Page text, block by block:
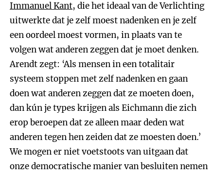
Immanuel Kant, die het ideaal van de Verlichting
uitwerkte dat je zelf moest nadenken en je zelf
een oordeel moest vormen, in plaats van te
volgen wat anderen zeggen dat je moet denken.
Arendt zegt: ‘Als mensen in een totalitair
systeem stoppen met zelf nadenken en gaan
doen wat anderen zeggen dat ze moeten doen,
dan kún je types krijgen als Eichmann die zich
erop beroepen dat ze alleen maar deden wat
anderen tegen hen zeiden dat ze moesten doen.’
We mogen er niet voetstoots van uitgaan dat
onze democratische manier van besluiten nemen